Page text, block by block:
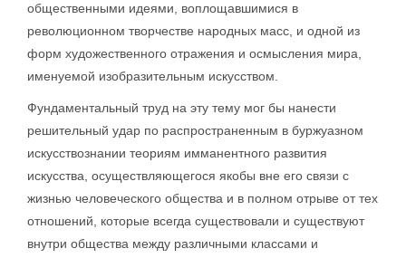
общественными идеями, воплощавшимися в
революционном творчестве народных масс, и одной из
форм художественного отражения и осмысления мира,
именуемой изобразительным искусством.
Фундаментальный труд на эту тему мог бы нанести
решительный удар по распространенным в буржуазном
искусствознании теориям имманентного развития
искусства, осуществляющегося якобы вне его связи с
жизнью человеческого общества и в полном отрыве от тех
отношений, которые всегда существовали и существуют
внутри общества между различными классами и